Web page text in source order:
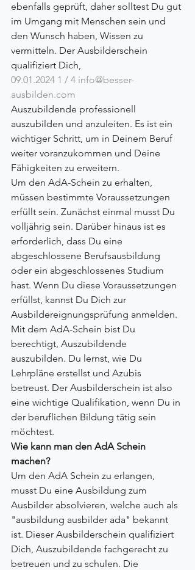
ebenfalls geprüft, daher solltest Du gut
im Umgang mit Menschen sein und
den Wunsch haben, Wissen zu
vermitteln. Der Ausbilderschein
qualifiziert Dich,
09.01.2024 1 / 4 info@besser-
ausbilden.com
Auszubildende professionell
auszubilden und anzuleiten. Es ist ein
wichtiger Schritt, um in Deinem Beruf
weiter voranzukommen und Deine
Fähigkeiten zu erweitern.
Um den AdA-Schein zu erhalten,
müssen bestimmte Voraussetzungen
erfüllt sein. Zunächst einmal musst Du
volljährig sein. Darüber hinaus ist es
erforderlich, dass Du eine
abgeschlossene Berufsausbildung
oder ein abgeschlossenes Studium
hast. Wenn Du diese Voraussetzungen
erfüllst, kannst Du Dich zur
Ausbildereignungsprüfung anmelden.
Mit dem AdA-Schein bist Du
berechtigt, Auszubildende
auszubilden. Du lernst, wie Du
Lehrpläne erstellst und Azubis
betreust. Der Ausbilderschein ist also
eine wichtige Qualifikation, wenn Du in
der beruflichen Bildung tätig sein
möchtest.
Wie kann man den AdA Schein
machen?
Um den AdA Schein zu erlangen,
musst Du eine Ausbildung zum
Ausbilder absolvieren, welche auch als
"ausbildung ausbilder ada" bekannt
ist. Dieser Ausbilderschein qualifiziert
Dich, Auszubildende fachgerecht zu
betreuen und zu schulen. Die